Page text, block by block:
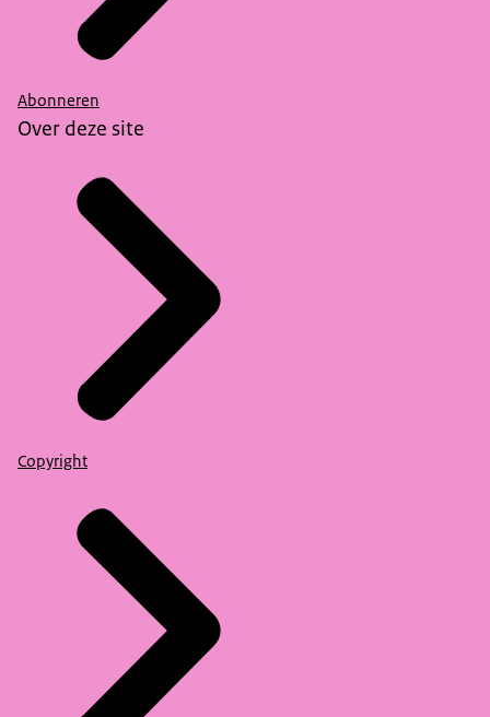
Abonneren
Over deze site
Copyright